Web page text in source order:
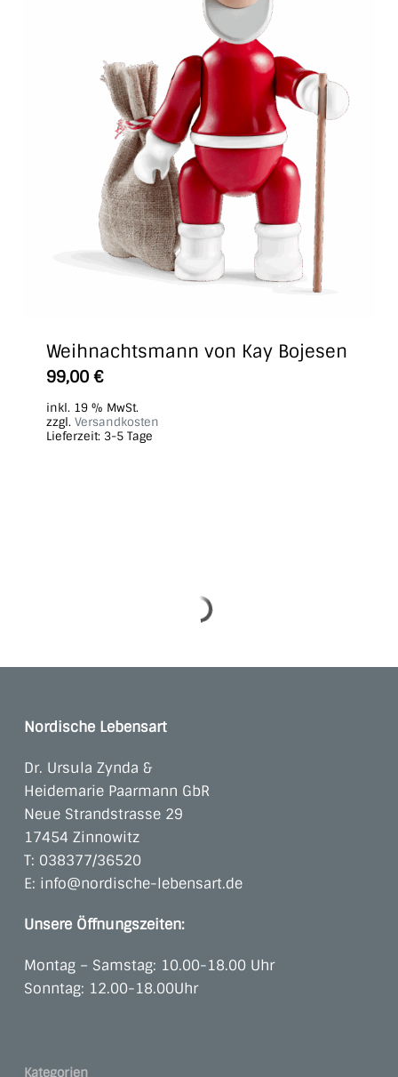
Weihnachtsmann von Kay Bojesen
99,00 €
inkl. 19 % MwSt.
zzgl. Versandkosten
Lieferzeit: 3-5 Tage
Nordische Lebensart
Dr. Ursula Zynda &
Heidemarie Paarmann GbR
Neue Strandstrasse 29
17454 Zinnowitz
T: 038377/36520
E: info@nordische-lebensart.de
Unsere Öffnungszeiten:
Montag – Samstag: 10.00-18.00 Uhr
Sonntag: 12.00-18.00Uhr
Kategorien